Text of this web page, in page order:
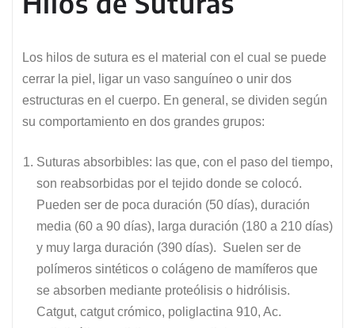
Los hilos de sutura es el material con el cual se puede
cerrar la piel, ligar un vaso sanguíneo o unir dos
estructuras en el cuerpo. En general, se dividen según
su comportamiento en dos grandes grupos:
Suturas absorbibles: las que, con el paso del tiempo,
son reabsorbidas por el tejido donde se colocó.
Pueden ser de poca duración (50 días), duración
media (60 a 90 días), larga duración (180 a 210 días)
y muy larga duración (390 días). Suelen ser de
polímeros sintéticos o colágeno de mamíferos que
se absorben mediante proteólisis o hidrólisis.
Catgut, catgut crómico, poliglactina 910, Ac.